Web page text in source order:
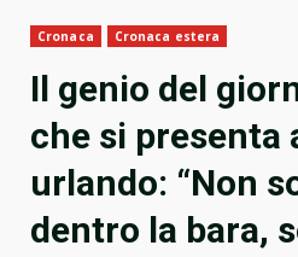
Cronaca Cronaca estera
Il genio del
che si presenta
urlando: “Non
dentro la bara,